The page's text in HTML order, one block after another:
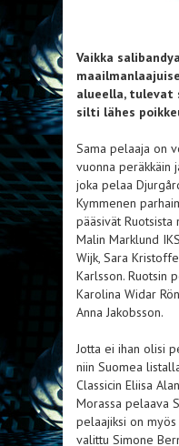
Vaikka
alueella, tulevat
silti lähes
Sama pelaaja on
vuonna peräkkäin
joka pelaa
Kymmenen
pääsivät
Malin Marklund
Wijk, Sara
Karlsson. Ruotsin
Karolina Widar
Anna Jakobsson.
Jotta ei ihan olisi
niin Suomea
Classicin Eliisa
Morassa pelaava
pelaajiksi on
valittu Simone